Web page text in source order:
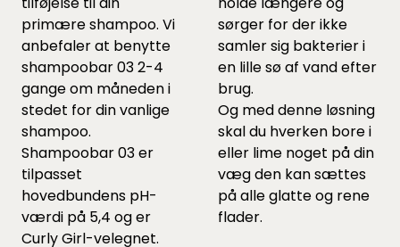
primære shampoo. Vi
anbefaler at benytte
shampoobar 03 2-4
gange om måneden i
stedet for din vanlige
shampoo.
Shampoobar 03 er
tilpasset
hovedbundens pH-
værdi på 5,4 og er
Curly Girl-velegnet.
sørger for der ikke
samler sig bakterier i
en lille sø af vand efter
brug.
Og med denne løsning
skal du hverken bore i
eller lime noget på din
væg den kan sættes
på alle glatte og rene
flader.